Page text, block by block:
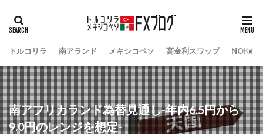
トルコリラ 南アランド メキシコペソ 高金利スワップ NOK/
南アフリカランド為替見通し-年内6.5円から
9.0円のレンジを想定-